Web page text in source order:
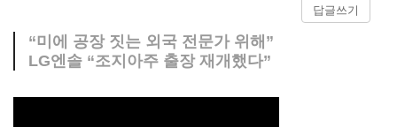
답글쓰기
“미에 공장 짓는 외국 전문가 위해”
LG엔솔 “조지아주 출장 재개했다”